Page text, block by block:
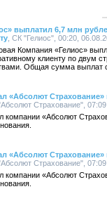
выплатил 6,7 млн
, СК "Гелиос", 00:20,
Компания «Гелиос»
клиенту по двум
Общая сумма выплат
«Абсолют Страхование»
Страхование",
компании «Абсолют
«Абсолют Страхование»
Страхование",
компании «Абсолют